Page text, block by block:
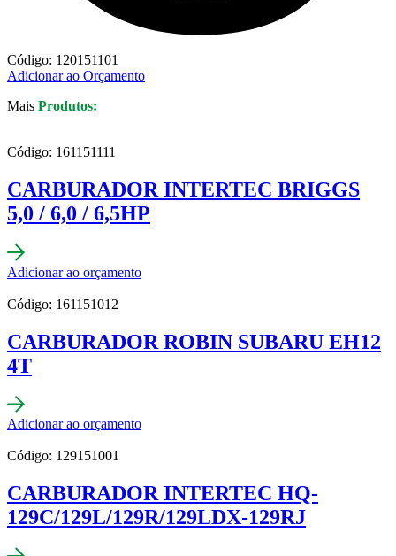
Código: 120151101
Adicionar ao Orçamento
Mais Produtos:
Código: 161151111
CARBURADOR INTERTEC BRIGGS
5,0 / 6,0 / 6,5HP
Adicionar ao orçamento
Código: 161151012
CARBURADOR ROBIN SUBARU EH12
4T
Adicionar ao orçamento
Código: 129151001
CARBURADOR INTERTEC HQ-
129C/129L/129R/129LDX-129RJ